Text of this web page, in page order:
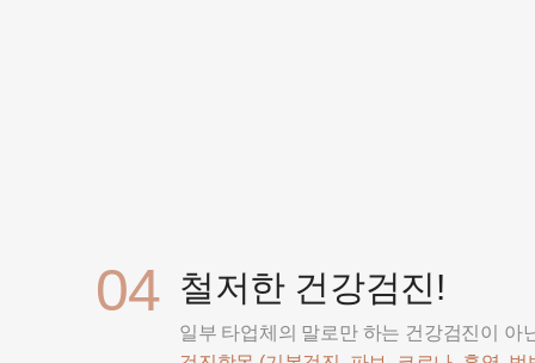
04 철저한 건강검진!
일부 타업체의 말로만 하는 건강검진이 아